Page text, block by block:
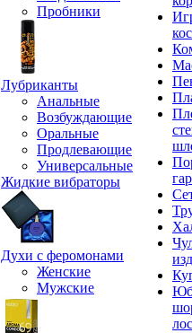
Пробники
Лубриканты
Анальные
Возбуждающие
Оральные
Продлевающие
Универсальные
Жидкие вибраторы
Духи с феромонами
Женские
Мужские